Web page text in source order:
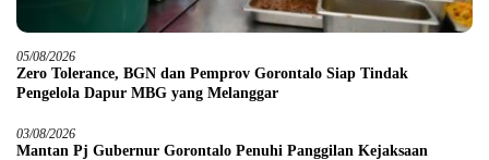
05/08/2026
Zero Tolerance, BGN dan Pemprov Gorontalo Siap Tindak
Pengelola Dapur MBG yang Melanggar
03/08/2026
Mantan Pj Gubernur Gorontalo Penuhi Panggilan Kejaksaan